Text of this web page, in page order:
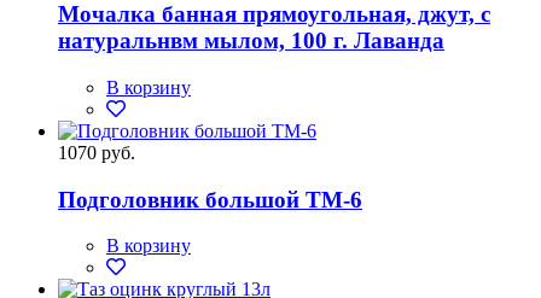
Мочалка банная прямоугольная, джут, с
натуральнвм мылом, 100 г. Лаванда
В корзину
1070 руб.
Подголовник большой ТМ-6
В корзину